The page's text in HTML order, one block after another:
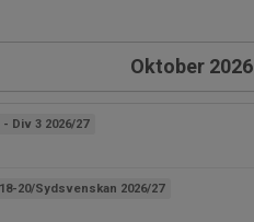
Oktober 2026
Div 3 2026/27
20/Sydsvenskan 2026/27